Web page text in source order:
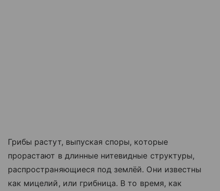
Грибы растут, выпуская споры, которые
прорастают в длинные нитевидные структуры,
распространяющиеся под землёй. Они известны
как мицелий, или грибница. В то время, как